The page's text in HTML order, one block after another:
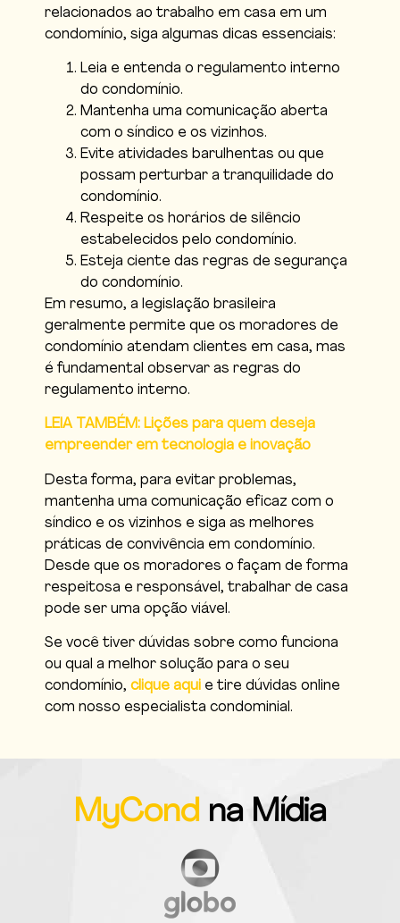
relacionados ao trabalho em casa em um
condomínio, siga algumas dicas essenciais:
Leia e entenda o regulamento interno
do condomínio.
Mantenha uma comunicação aberta
com o síndico e os vizinhos.
Evite atividades barulhentas ou que
possam perturbar a tranquilidade do
condomínio.
Respeite os horários de silêncio
estabelecidos pelo condomínio.
Esteja ciente das regras de segurança
do condomínio.
Em resumo, a legislação brasileira
geralmente permite que os moradores de
condomínio atendam clientes em casa, mas
é fundamental observar as regras do
regulamento interno.
LEIA TAMBÉM: Lições para quem deseja
empreender em tecnologia e inovação
Desta forma, para evitar problemas,
mantenha uma comunicação eficaz com o
síndico e os vizinhos e siga as melhores
práticas de convivência em condomínio.
Desde que os moradores o façam de forma
respeitosa e responsável, trabalhar de casa
pode ser uma opção viável.
Se você tiver dúvidas sobre como funciona
ou qual a melhor solução para o seu
condomínio, clique aqui e tire dúvidas online
com nosso especialista condominial.
MyCond na Mídia